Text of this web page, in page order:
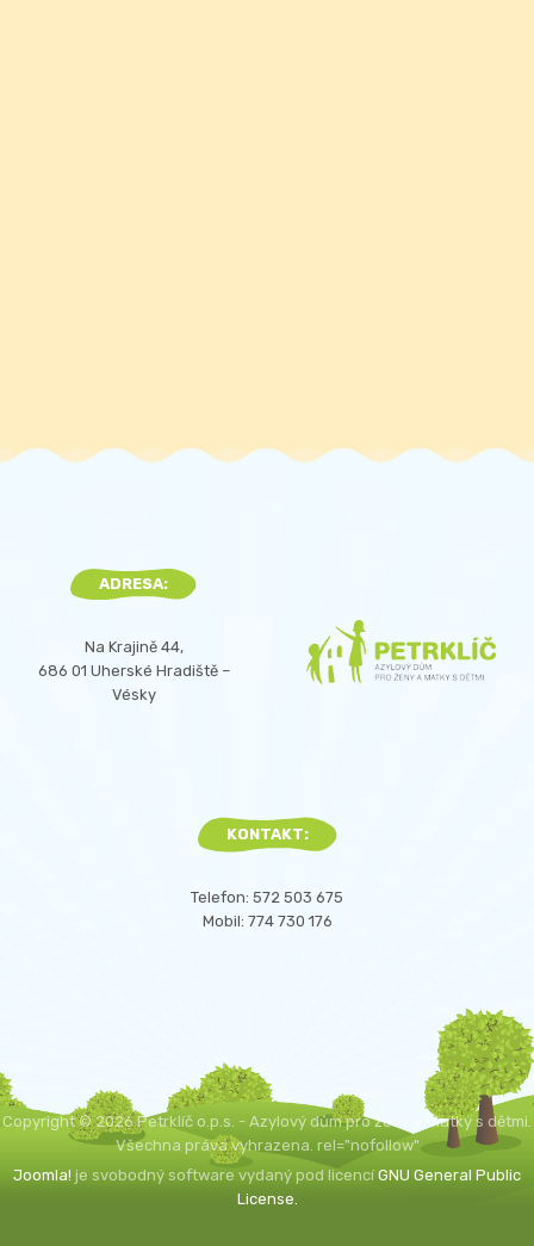
ADRESA:
Na Krajině 44,
686 01 Uherské Hradiště –
Vésky
KONTAKT:
Telefon: 572 503 675
Mobil: 774 730 176
Copyright © 2026 Petrklíč o.p.s. - Azylový dům pro ženy a matky s dětmi.
Všechna práva vyhrazena. rel="nofollow"
Joomla! je svobodný software vydaný pod licencíGNU General Public
License.